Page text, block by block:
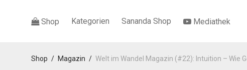
Shop Kategorien Sananda Shop Mediathek
Shop / Magazin / Welt im Wandel Magazin (#22): Intuition – Wie